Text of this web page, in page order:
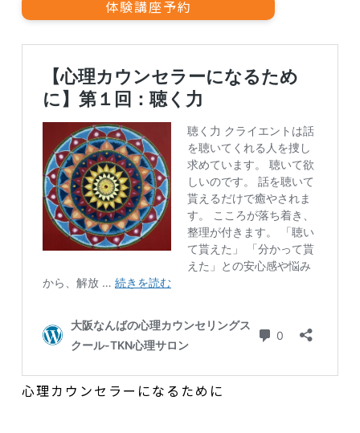
体験講座予約
心理カウンセラーになるために